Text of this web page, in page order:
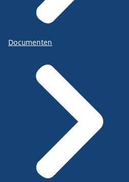
Documenten